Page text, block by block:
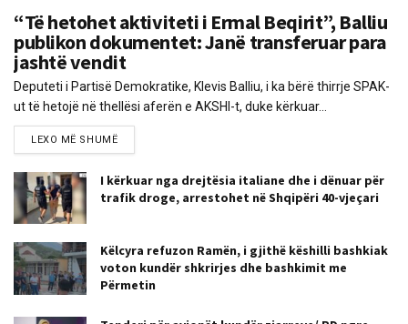
“Të hetohet aktiviteti i Ermal Beqirit”, Balliu
publikon dokumentet: Janë transferuar para
jashtë vendit
Deputeti i Partisë Demokratike, Klevis Balliu, i ka bërë thirrje SPAK-
ut të hetojë në thellësi aferën e AKSHI-t, duke kërkuar...
LEXO MË SHUMË
I kërkuar nga drejtësia italiane dhe i dënuar për
trafik droge, arrestohet në Shqipëri 40-vjeçari
Këlcyra refuzon Ramën, i gjithë këshilli bashkiak
voton kundër shkrirjes dhe bashkimit me
Përmetin